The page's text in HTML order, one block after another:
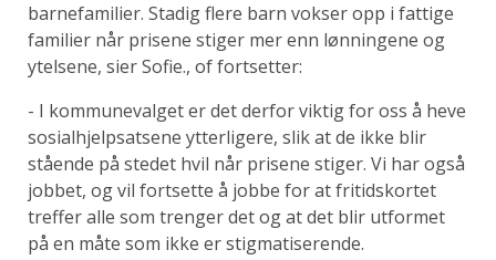
barnefamilier. Stadig flere barn vokser opp i fattige
familier når prisene stiger mer enn lønningene og
ytelsene, sier Sofie., of fortsetter:
- I kommunevalget er det derfor viktig for oss å heve
sosialhjelpsatsene ytterligere, slik at de ikke blir
stående på stedet hvil når prisene stiger. Vi har også
jobbet, og vil fortsette å jobbe for at fritidskortet
treffer alle som trenger det og at det blir utformet
på en måte som ikke er stigmatiserende.